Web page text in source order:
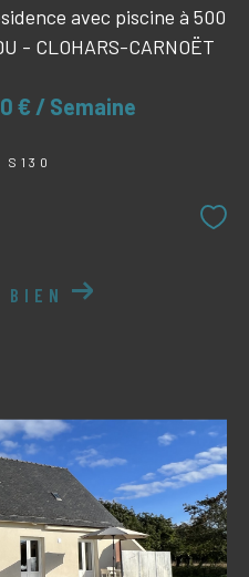
avec piscine à 500
- CLOHARS-CARNOËT
€ / Semaine
S130
BIEN